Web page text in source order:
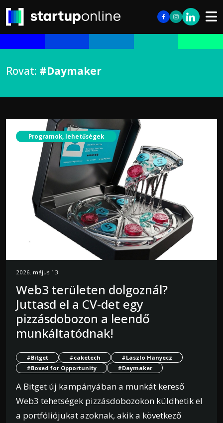
Rovat: #Daymaker
Programok, lehetőségek
2026. május 13.
Web3 területen dolgoznál?
Juttasd el a CV-det egy
pizzásdobozon a leendő
munkáltatódnak!
#Bitget #caketech
#Laszlo Hanyecz
#Boxed for Opportunity
#Daymaker
A Bitget új kampányában a munkát kereső
Web3 tehetségek pizzásdobozokon küldhetik el
a portfóliójukat azoknak, akik a következő